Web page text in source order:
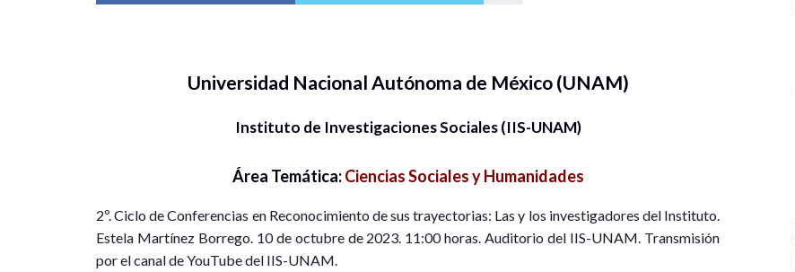
Universidad Nacional Autónoma de México (UNAM)
Instituto de Investigaciones Sociales (IIS-UNAM)
Área Temática:Ciencias Sociales y Humanidades
2º. Ciclo de Conferencias en Reconocimiento de sus trayectorias: Las y los investigadores del Instituto.
Estela Martínez Borrego. 10 de octubre de 2023. 11:00 horas. Auditorio del IIS-UNAM. Transmisión
por el canal de YouTube del IIS-UNAM.